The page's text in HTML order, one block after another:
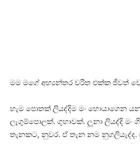
මම මගේ අභ්‍යන්තර චරිත එක්ක ජීවත්
හැම පොතක් ලියද්දිම මං හොයාගෙන
ලැගුම්පොලක්. ගුහාවක්. ලූනා ලියද්දි මං
තැනකට, නුවර. ඒ තැන නම